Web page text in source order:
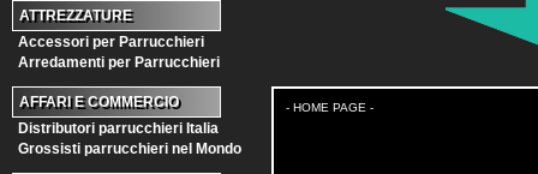
ATTREZZATURE
Accessori per Parrucchieri
Arredamenti per Parrucchieri
AFFARI E COMMERCIO
Distributori parrucchieri Italia
Grossisti parrucchieri nel Mondo
- HOME PAGE -